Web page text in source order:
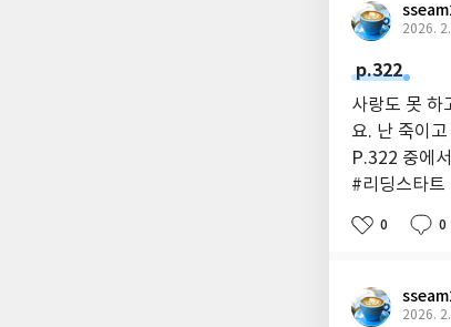
2026.
p.322
사랑도 못 하
요. 난 죽이
P.322 중에서
#리딩스타트
0 0
2026.